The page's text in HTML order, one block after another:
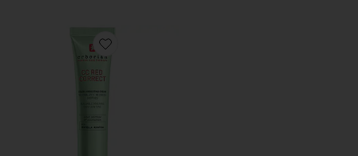
Favorite CC CREAM CC RED CORRECT